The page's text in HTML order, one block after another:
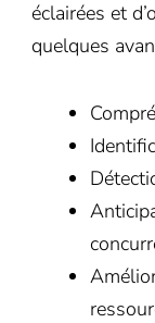
éclairées et
quelques